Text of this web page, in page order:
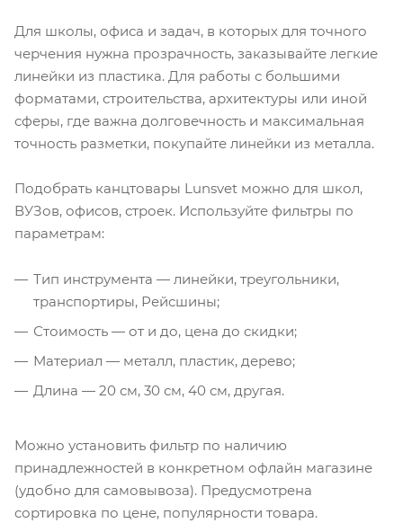
Для школы, офиса и задач, в которых для точного
черчения нужна прозрачность, заказывайте легкие
линейки из пластика. Для работы с большими
форматами, строительства, архитектуры или иной
сферы, где важна долговечность и максимальная
точность разметки, покупайте линейки из металла.
Подобрать канцтовары Lunsvet можно для школ,
ВУЗов, офисов, строек. Используйте фильтры по
параметрам:
Тип инструмента — линейки, треугольники,
транспортиры, Рейсшины;
Стоимость — от и до, цена до скидки;
Материал — металл, пластик, дерево;
Длина — 20 см, 30 см, 40 см, другая.
Можно установить фильтр по наличию
принадлежностей в конкретном офлайн магазине
(удобно для самовывоза). Предусмотрена
сортировка по цене, популярности товара.